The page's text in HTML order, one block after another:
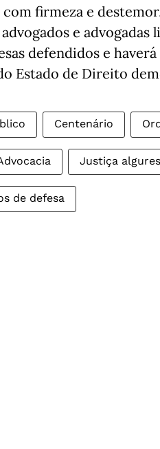
firmeza e
e advogadas
defendidos e
Estado de Direito
Centenário
Justiça
de defesa